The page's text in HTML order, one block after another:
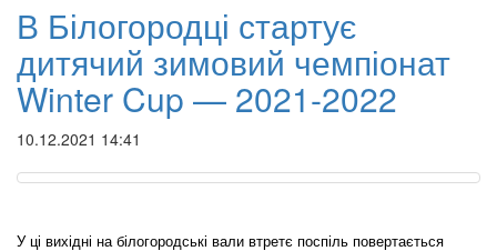
В Білогородці стартує
дитячий зимовий чемпіонат
Winter Cup — 2021-2022
10.12.2021 14:41
У ці вихідні на білогородські вали втретє поспіль повертається